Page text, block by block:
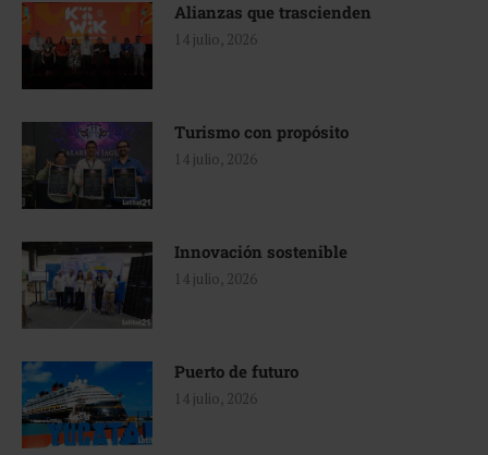
Alianzas que trascienden
14 julio, 2026
Turismo con propósito
14 julio, 2026
Innovación sostenible
14 julio, 2026
Puerto de futuro
14 julio, 2026